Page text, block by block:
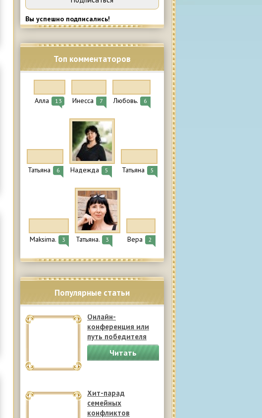
Вы успешно подписались!
Топ комментаторов
Алла 13 Инесса 7 Любовь. 6
Татьяна 6 Надежда 5 Татьяна 5
Maksima. 3 Татьяна. 3 Вера 2
Популярные статьи
Онлайн-
конференция или
путь победителя
Читать
Хит-парад
семейных
конфликтов